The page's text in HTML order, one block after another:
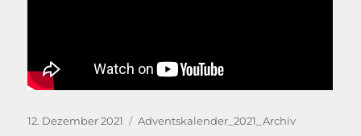
Veröffentlicht
12. Dezember 2021 Kategorien
Adventskalender_2021_Archiv